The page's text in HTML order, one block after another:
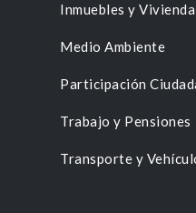
Inmuebles y Vivienda
Medio Ambiente
Participación
Trabajo y Pensiones
Transporte y